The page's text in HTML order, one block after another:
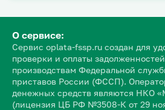
О сервисе:
Сервис oplata-fssp.ru создан для
проверки и оплаты
производствам Федеральной
приставов России (ФССП).
денежных средств являются НКО
(лицензия ЦБ РФ №3508-К от 29